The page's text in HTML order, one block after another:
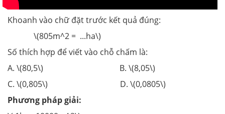
Khoanh vào chữ đặt trước kết quả đúng:
\(805m^2 = ...ha\)
Số thích hợp để viết vào chỗ chấm là:
A. \(80,5\) B. \(8,05\)
C. \(0,805\) D. \(0,0805\)
Phương pháp giải: